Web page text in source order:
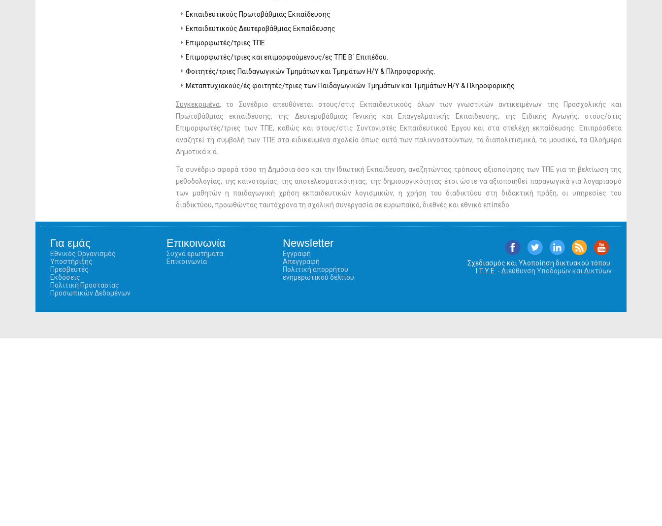
Εκπαιδευτικούς Πρωτοβάθμιας Εκπαίδευσης
Εκπαιδευτικούς Δευτεροβάθμιας Εκπαίδευσης
Επιμορφωτές/τριες ΤΠΕ
Επιμορφωτές/τριες και επιμορφούμενους/ες ΤΠΕ Β΄ Επιπέδου.
Φοιτητές/τριες Παιδαγωγικών Τμημάτων και Τμημάτων Η/Υ & Πληροφορικής.
Μεταπτυχιακούς/ές φοιτητές/τριες των Παιδαγωγικών Τμημάτων και Τμημάτων Η/Υ & Πληροφορικής
Συγκεκριμένα, το Συνέδριο απευθύνεται στους/στις Εκπαιδευτικούς όλων των γνωστικών αντικειμένων της Προσχολικής και
Πρωτοβάθμιας εκπαίδευσης, της Δευτεροβάθμιας Γενικής και Επαγγελματικής Εκπαίδευσης, της Ειδικής Αγωγής, στους/στις
Επιμορφωτές/τριες των ΤΠΕ, καθώς και στους/στις Συντονιστές Εκπαιδευτικού Έργου και στα στελέχη εκπαίδευσης. Επιπρόσθετα
αναζητεί τη συμβολή των ΤΠΕ στα ειδικευμένα σχολεία όπως αυτά των παλιννοστούντων, τα διαπολιτισμικά, τα μουσικά, τα Ολοήμερα
Δημοτικά κ.ά.
Το συνέδριο αφορά τόσο τη Δημόσια όσο και την Ιδιωτική Εκπαίδευση, αναζητώντας τρόπους αξιοποίησης των ΤΠΕ για τη βελτίωση της
μεθοδολογίας, της καινοτομίας, της αποτελεσματικότητας, της δημιουργικότητας έτσι ώστε να αξιοποιηθεί παραγωγικά για λογαριασμό
των μαθητών η παιδαγωγική χρήση εκπαιδευτικών λογισμικών, η χρήση του διαδικτύου στη διδακτική πράξη, οι υπηρεσίες του
διαδικτύου, προωθώντας ταυτόχρονα τη σχολική συνεργασία σε ευρωπαϊκό, διεθνές και εθνικό επίπεδο.
Για εμάς
Εθνικός Οργανισμός
Υποστήριξης
Πρεσβευτές
Εκδόσεις
Πολιτική Προστασίας
Προσωπικών Δεδομένων
Επικοινωνία
Συχνά ερωτήματα
Επικοινωνία
Newsletter
Εγγραφή
Απεγγραφή
Πολιτική απορρήτου
ενημερωτικού δελτίου
Σχεδιασμός και Υλοποίηση δικτυακού τόπου:
Ι.Τ.Υ.Ε. - Διεύθυνση Υποδομών και Δικτύων